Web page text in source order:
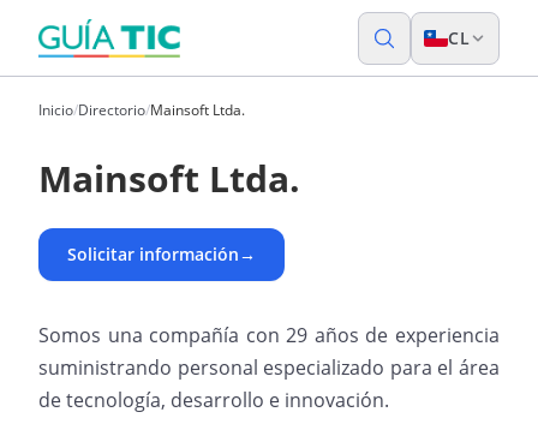
CL
Inicio/Directorio/Mainsoft Ltda.
Mainsoft Ltda.
Solicitar información→
Somos una compañía con 29 años de experiencia
suministrando personal especializado para el área
de tecnología, desarrollo e innovación.